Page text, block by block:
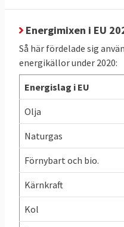
EU-genomsnitt
Sverige
Källor: Klicka på
källa.
Grekland
I graf 1 nedan
Energimixen i EU
Så här fördelade sig
energikällor under 2020:
Energislag i EU
Olja
Naturgas
Förnybart och bio.
Kärnkraft
Kol